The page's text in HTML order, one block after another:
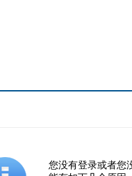
您没有登录或者您